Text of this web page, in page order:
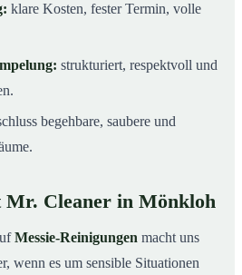
klare Kosten, fester Termin, volle
strukturiert, respektvoll und
begehbare, saubere und
Cleaner in Mönkloh
Messie-Reinigungen macht uns
wenn es um sensible Situationen